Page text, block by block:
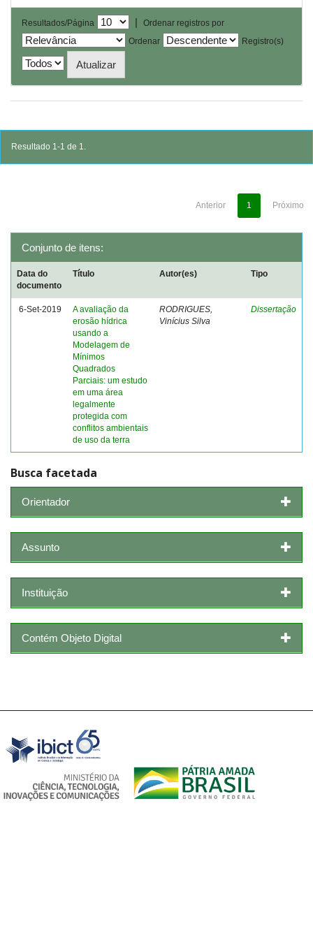
Resultados/Página |
Ordenar registros por
Ordenar
Registro(s)
Resultado 1-1 de 1.
Anterior 1 Próximo
Conjunto de itens:
Data do
documento
Título Autor(es) Tipo
6-Set-2019
A avaliação da
erosão hídrica
usando a
Modelagem de
Mínimos
Quadrados
Parciais: um estudo
em uma área
legalmente
protegida com
conflitos ambientais
de uso da terra
RODRIGUES,
Vinícius Silva
Dissertação
Busca facetada
Orientador
Assunto
Instituição
Contém Objeto Digital